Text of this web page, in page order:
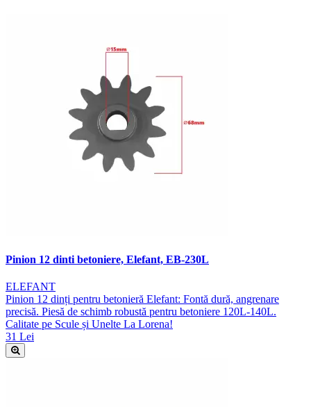
Pinion 12 dinti betoniere, Elefant, EB-230L
ELEFANT
Pinion 12 dinți pentru betonieră Elefant: Fontă dură, angrenare
precisă. Piesă de schimb robustă pentru betoniere 120L-140L.
Calitate pe Scule și Unelte La Lorena!
31 Lei